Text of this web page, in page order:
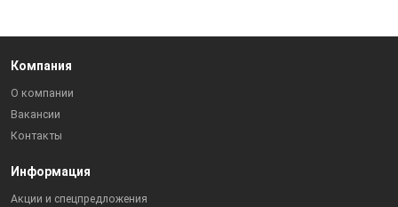
Компания
О компании
Вакансии
Контакты
Информация
Акции и спецпредложения